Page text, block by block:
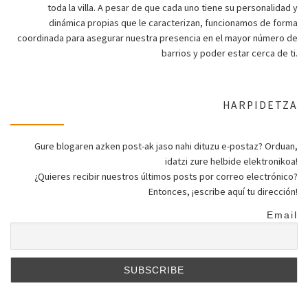
toda la villa. A pesar de que cada uno tiene su personalidad y
dinámica propias que le caracterizan, funcionamos de forma
coordinada para asegurar nuestra presencia en el mayor número de
barrios y poder estar cerca de ti.
HARPIDETZA
Gure blogaren azken post-ak jaso nahi dituzu e-postaz? Orduan,
idatzi zure helbide elektronikoa!
¿Quieres recibir nuestros últimos posts por correo electrónico?
Entonces, ¡escribe aquí tu dirección!
Email